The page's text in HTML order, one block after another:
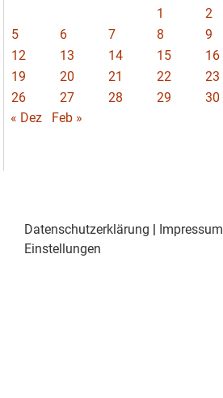
1 2
5
6 7 8 9
12
13 14 15 16
19
20 21 22 23
26
27 28 29 30
« Dez
Feb »
Datenschutzerklärung | Impressum
Einstellungen